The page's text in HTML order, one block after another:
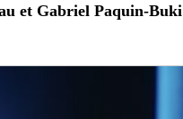
et Gabriel Paquin-Buki